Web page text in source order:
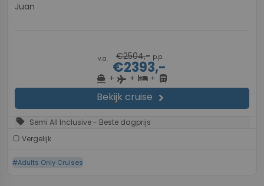
Juan
v.a. €2504,- p.p.
€2393,-
directions_boat + flight + hotel+ directions_bus
Bekijk cruise chevron_right
sell Semi All Inclusive - Beste dagprijs
Vergelijk
#Adults Only Cruises